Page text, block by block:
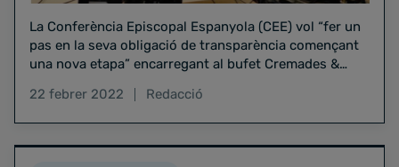
La Conferència Episcopal Espanyola (CEE) vol “fer un
pas en la seva obligació de transparència començant
una nova etapa” encarregant al bufet Cremades &
finalitzarà en 12 mesos
22 febrer 2022 Redacció